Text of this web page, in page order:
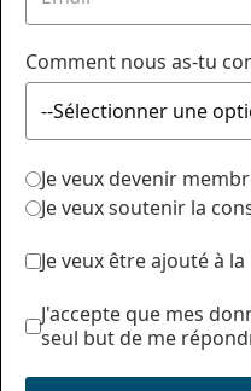
Comment nous as-tu
Je veux devenir
Je veux soutenir la
Je veux être ajouté à
J'accepte que mes
seul but de me